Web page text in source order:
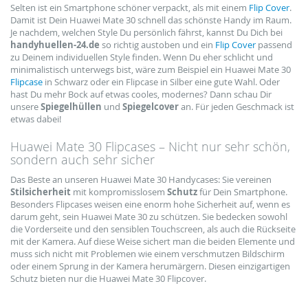
Selten ist ein Smartphone schöner verpackt, als mit einem Flip Cover.
Damit ist Dein Huawei Mate 30 schnell das schönste Handy im Raum.
Je nachdem, welchen Style Du persönlich fährst, kannst Du Dich bei
handyhuellen-24.de so richtig austoben und ein Flip Cover passend
zu Deinem individuellen Style finden. Wenn Du eher schlicht und
minimalistisch unterwegs bist, wäre zum Beispiel ein Huawei Mate 30
Flipcase in Schwarz oder ein Flipcase in Silber eine gute Wahl. Oder
hast Du mehr Bock auf etwas cooles, modernes? Dann schau Dir
unsereSpiegelhüllen und Spiegelcoveran. Für jeden Geschmack ist
etwas dabei!
Huawei Mate 30 Flipcases – Nicht nur sehr schön,
sondern auch sehr sicher
Das Beste an unseren Huawei Mate 30 Handycases: Sie vereinen
Stilsicherheit mit kompromisslosem Schutzfür Dein Smartphone.
Besonders Flipcases weisen eine enorm hohe Sicherheit auf, wenn es
darum geht, sein Huawei Mate 30 zu schützen. Sie bedecken sowohl
die Vorderseite und den sensiblen Touchscreen, als auch die Rückseite
mit der Kamera. Auf diese Weise sichert man die beiden Elemente und
muss sich nicht mit Problemen wie einem verschmutzen Bildschirm
oder einem Sprung in der Kamera herumärgern. Diesen einzigartigen
Schutz bieten nur die Huawei Mate 30 Flipcover.